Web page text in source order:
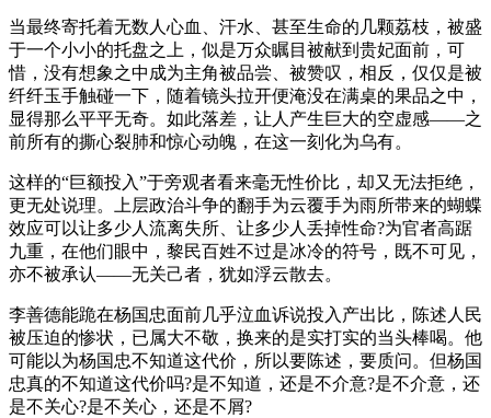
当最终寄托着无数人心血、汗水、甚至生命的几颗荔枝，被盛
于一个小小的托盘之上，似是万众瞩目被献到贵妃面前，可
惜，没有想象之中成为主角被品尝、被赞叹，相反，仅仅是被
纤纤玉手触碰一下，随着镜头拉开便淹没在满桌的果品之中，
显得那么平平无奇。如此落差，让人产生巨大的空虚感——之
前所有的撕心裂肺和惊心动魄，在这一刻化为乌有。
这样的“巨额投入”于旁观者看来毫无性价比，却又无法拒绝，
更无处说理。上层政治斗争的翻手为云覆手为雨所带来的蝴蝶
效应可以让多少人流离失所、让多少人丢掉性命?为官者高踞
九重，在他们眼中，黎民百姓不过是冰冷的符号，既不可见，
亦不被承认——无关己者，犹如浮云散去。
李善德能跪在杨国忠面前几乎泣血诉说投入产出比，陈述人民
被压迫的惨状，已属大不敬，换来的是实打实的当头棒喝。他
可能以为杨国忠不知道这代价，所以要陈述，要质问。但杨国
忠真的不知道这代价吗?是不知道，还是不介意?是不介意，还
是不关心?是不关心，还是不屑?